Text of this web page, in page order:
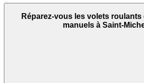
Réparez-vous les volets
manuels à Saint-